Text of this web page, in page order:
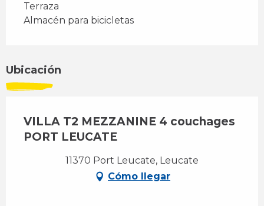
Terraza
Almacén para bicicletas
Ubicación
VILLA T2 MEZZANINE 4 couchages
PORT LEUCATE
11370 Port Leucate, Leucate
Cómo llegar